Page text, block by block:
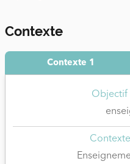
Contexte
Contexte 1
Objectif